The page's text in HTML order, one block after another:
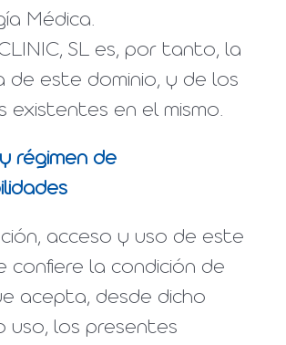
Médica.
SL es, por tanto, la
de este dominio, y de los
existentes en el mismo.
régimen de
acceso y uso de este
confiere la condición de
acepta, desde dicho
uso, los presentes